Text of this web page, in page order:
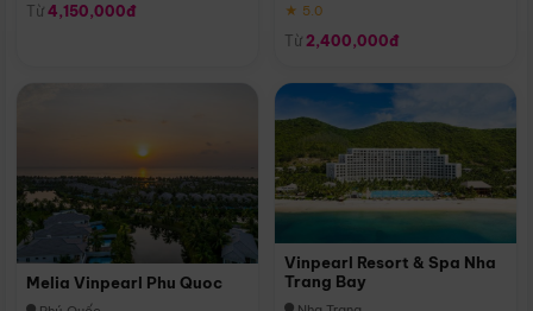
Từ 4,150,000đ
★ 5.0
Từ 2,400,000đ
Melia Vinpearl Phu Quoc
Vinpearl Resort & Spa Nha
Trang Bay